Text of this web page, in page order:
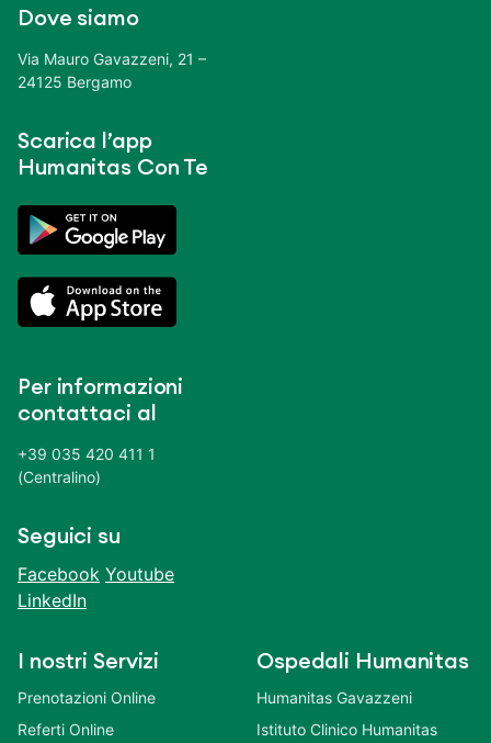
Dove siamo
Via Mauro Gavazzeni, 21 –
24125 Bergamo
Scarica l’app
Humanitas Con Te
Per informazioni
contattaci al
+39 035 420 411 1
(Centralino)
Seguici su
Facebook Youtube
LinkedIn
I nostri Servizi
Prenotazioni Online
Referti Online
Ospedali Humanitas
Humanitas Gavazzeni
Istituto Clinico Humanitas